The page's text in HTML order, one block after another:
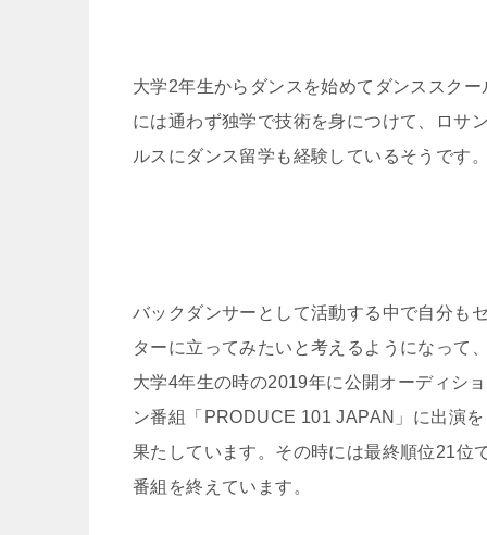
大学2年生からダンスを始めてダンススクー
には通わず独学で技術を身につけて、ロサ
ルスにダンス留学も経験しているそうです。
バックダンサーとして活動する中で自分も
ターに立ってみたいと考えるようになって、
大学4年生の時の2019年に公開オーディショ
ン番組「PRODUCE 101 JAPAN」に出演を
果たしています。その時には最終順位21位
番組を終えています。